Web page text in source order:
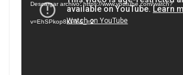
vídeo
Descargar archivo: https://www.youtube.com/watch?
v=EhSPkop8KPY&_=2